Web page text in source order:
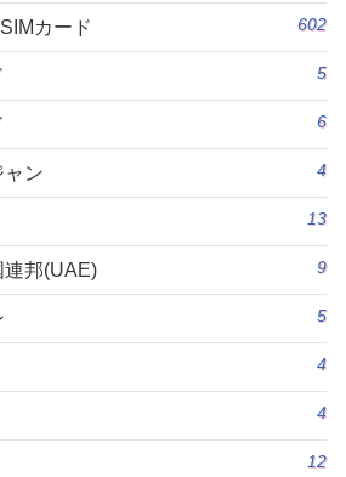
カード 602
5
6
ャン 4
13
連邦(UAE) 9
5
4
4
12